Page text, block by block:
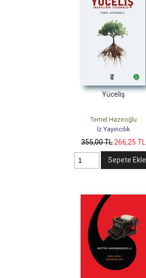
Yüceliş
Temel Hazıroğlu
İz Yayıncılık
355,00TL266,25 TL
Sepete Ekle